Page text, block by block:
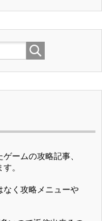
ームの攻略記事、
。
なく攻略メニューや